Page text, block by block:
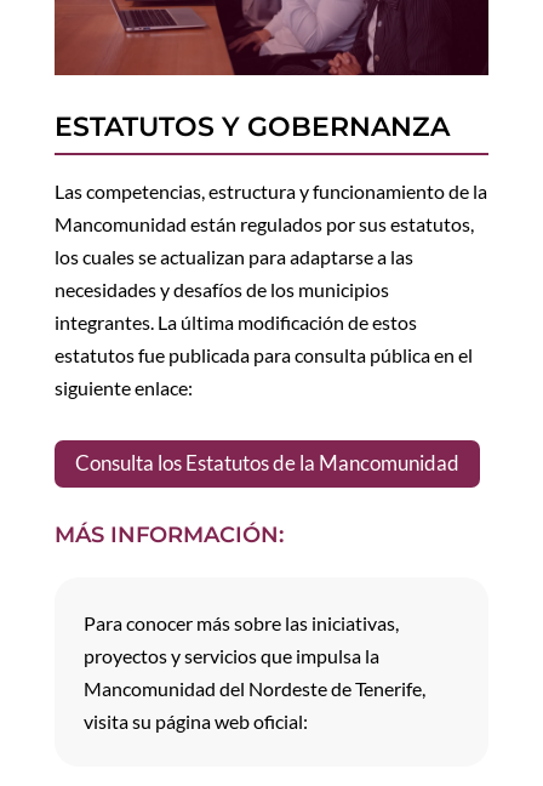
ESTATUTOS Y GOBERNANZA
Las competencias, estructura y funcionamiento de la
Mancomunidad están regulados por sus estatutos,
los cuales se actualizan para adaptarse a las
necesidades y desafíos de los municipios
integrantes. La última modificación de estos
estatutos fue publicada para consulta pública en el
siguiente enlace:
Consulta los Estatutos de la Mancomunidad
MÁS INFORMACIÓN:
Para conocer más sobre las iniciativas,
proyectos y servicios que impulsa la
Mancomunidad del Nordeste de Tenerife,
visita su página web oficial: